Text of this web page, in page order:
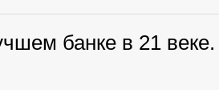
банке в 21